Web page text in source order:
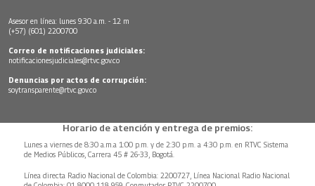
Asesor en línea: lunes 9:30 a.m. - 12 m
(+57) (601) 2200700
Correo de notificaciones judiciales:
notificacionesjudiciales@rtvc.gov.co
Denuncias por actos de corrupción:
soytransparente@rtvc.gov.co
Horario de atención y entrega de premios:
Lunes a viernes de 8:30 a.m.a 1:00 p.m. y de 2:30 p.m. a 4:30 p.m. en RTVC Sistema
de Medios Públicos, Carrera 45 # 26-33, Bogotá.
Línea directa Radio Nacional de Colombia: 2200727, Línea Nacional Radio Nacional